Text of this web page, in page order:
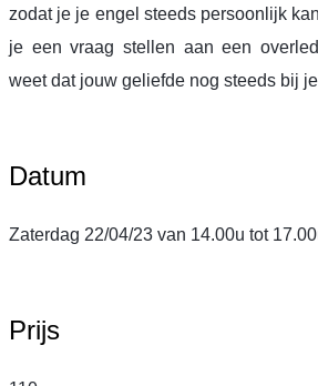
zodat je je engel steeds persoonlijk
je een vraag stellen aan een
weet dat jouw geliefde nog steeds bij
Datum
Zaterdag 22/04/23 van 14.00u tot
Prijs